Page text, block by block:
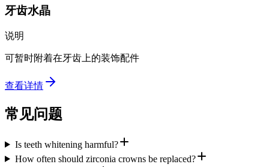
牙齿水晶
说明
可暂时附着在牙齿上的装饰配件
查看详情
常见问题
Is teeth whitening harmful?
How often should zirconia crowns be replaced?